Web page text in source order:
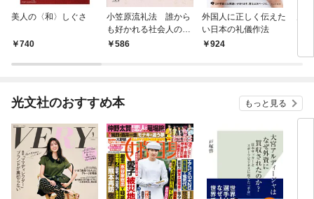
美人の〈和〉しぐさ
740
小笠原流礼法 誰から
も好かれる社会人のマ
ナー586
外国人に正しく伝えた
い日本の礼儀作法
924
光文社のおすすめ本 もっと見る